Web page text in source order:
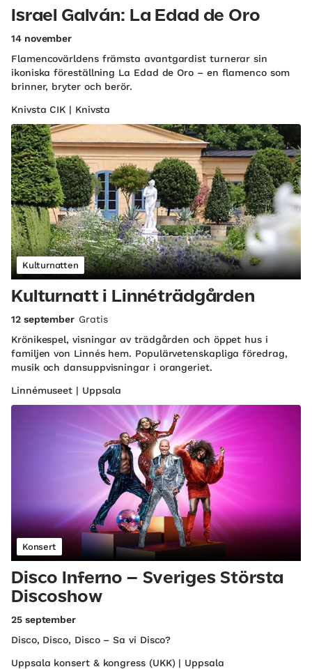
Israel Galván: La Edad de Oro
14 november
Flamencovärldens främsta avantgardist turnerar sin
ikoniska föreställning La Edad de Oro – en flamenco som
brinner, bryter och berör.
Knivsta CIK | Knivsta
Kulturnatten
Kulturnatt i Linnéträdgården
12 september Gratis
Krönikespel, visningar av trädgården och öppet hus i
familjen von Linnés hem. Populärvetenskapliga föredrag,
musik och dansuppvisningar i orangeriet.
Linnémuseet | Uppsala
Konsert
Disco Inferno – Sveriges Största
Discoshow
25 september
Disco, Disco, Disco – Sa vi Disco?
Uppsala konsert & kongress (UKK) | Uppsala